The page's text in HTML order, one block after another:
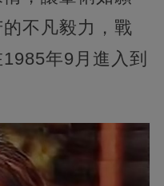
不凡毅力，戰
年9月進入到